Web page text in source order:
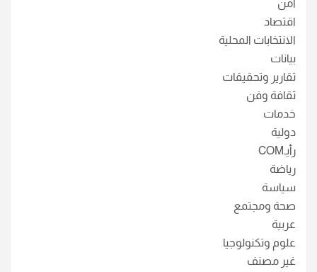
أمن
اقتصاد
الانتخابات المحلية
بيانات
تقارير وتحقيقات
ثقافة وفن
خدمات
دولية
رأيـCOM
رياضة
سياسة
صحة ومجتمع
عربية
علوم وتكنولوجيا
غير مصنف